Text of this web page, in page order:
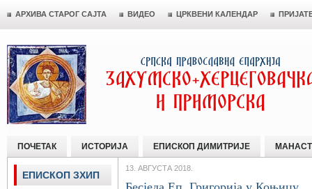
АРХИВА СТАРОГ САЈТА ВИДЕО ЦРКВЕНИ КАЛЕНДАР
ПОЧЕТАК ИСТОРИЈА ЕПИСКОП ДИМИТРИЈЕ
13. АВГУСТА 2018.
ЕПИСКОП ЗХИП